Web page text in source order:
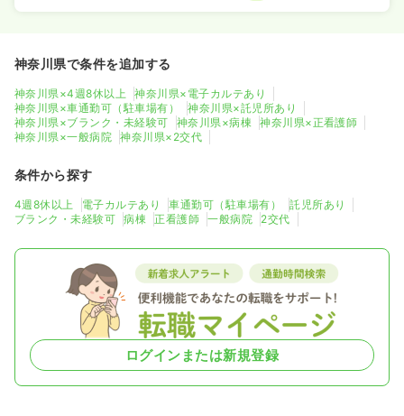
神奈川県で条件を追加する
神奈川県×4週8休以上
神奈川県×電子カルテあり
神奈川県×車通勤可（駐車場有）
神奈川県×託児所あり
神奈川県×ブランク・未経験可
神奈川県×病棟
神奈川県×正看護師
神奈川県×一般病院
神奈川県×2交代
条件から探す
4週8休以上 電子カルテあり 車通勤可（駐車場有）
託児所あり
ブランク・未経験可
病棟 正看護師 一般病院 2交代
ログインまたは新規登録